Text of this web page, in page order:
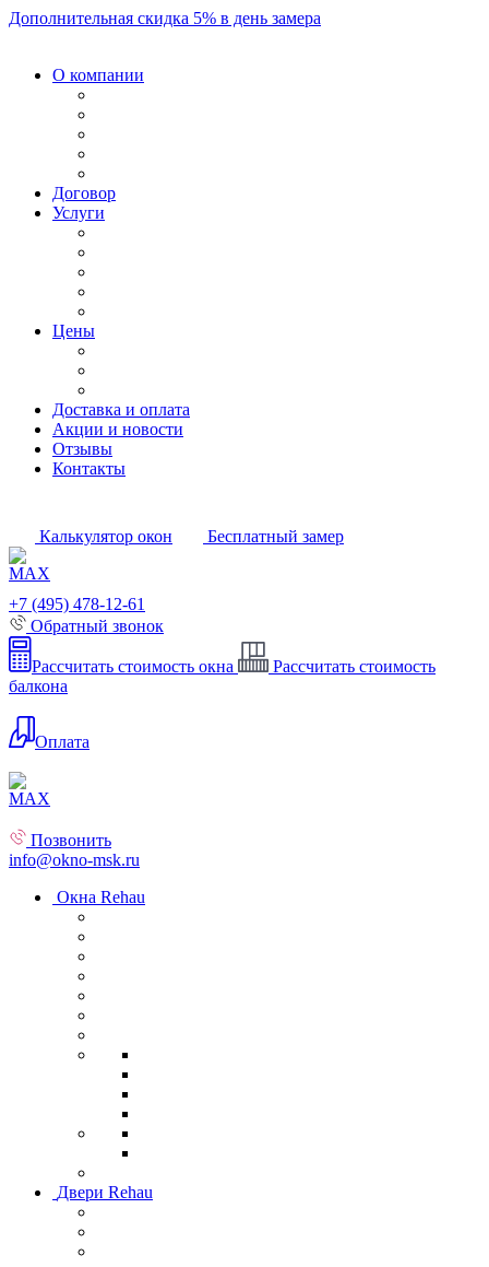
Дополнительная скидка 5% в день замера
О компании
Договор
Услуги
Цены
Доставка и оплата
Акции и новости
Отзывы
Контакты
Калькулятор окон Бесплатный замер
+7 (495) 478-12-61
Обратный звонок
Рассчитать стоимость окна
Рассчитать стоимость
балкона
Оплата
Позвонить
info@okno-msk.ru
Окна Rehau
Двери Rehau